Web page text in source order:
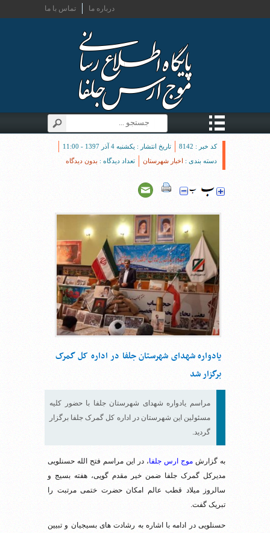
تماس با ما درباره ما
کد خبر : 8142
تاریخ انتشار : یکشنبه 4 آذر 1397 - 11:00
دسته بندی : اخبار شهرستان تعداد دیدگاه : بدون دیدگاه
یادواره شهدای شهرستان جلفا در اداره کل گمرک
برگزار شد
مراسم یادواره شهدای شهرستان جلفا با حضور کلیه
مسئولین این شهرستان در اداره کل گمرک جلفا برگزار
گردید.
به گزارش موج ارس جلفا، در این مراسم فتح الله حسنلویی
مدیرکل گمرک جلفا ضمن خیر مقدم گویی، هفته بسیج و
سالروز میلاد قطب عالم امکان حضرت ختمی مرتبت را
تبریک گفت.
حسنلویی در ادامه با اشاره به رشادت های بسیجیان و تبیین